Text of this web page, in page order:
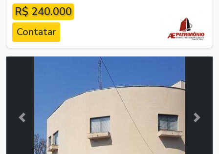
R$ 240.000
Contatar
Anterior